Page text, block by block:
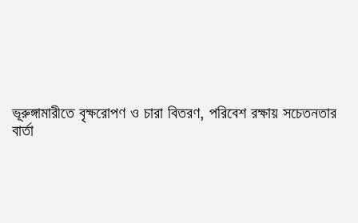
ভূরুঙ্গামারীতে বৃক্ষরোপণ ও চারা বিতরণ, পরিবেশ রক্ষায় সচেতনতার
বার্তা